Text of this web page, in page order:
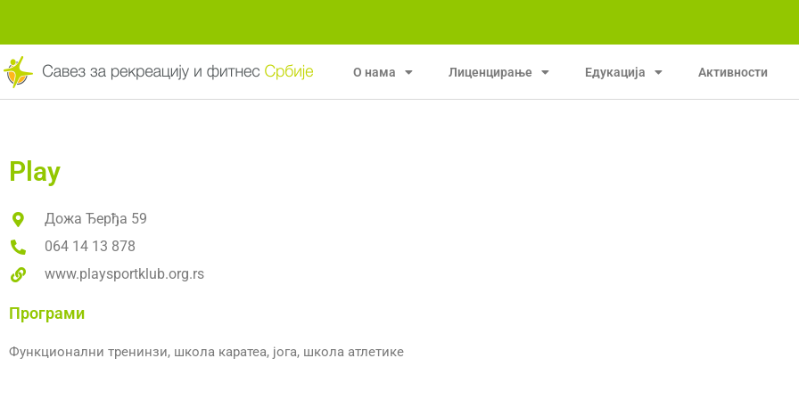
садржај
О нама Лиценцирање Едукација Активности
Play
Дожа Ђерђа 59
064 14 13 878
www.playsportklub.org.rs
Програми
Функционални тренинзи, школа каратеа, јога, школа атлетике